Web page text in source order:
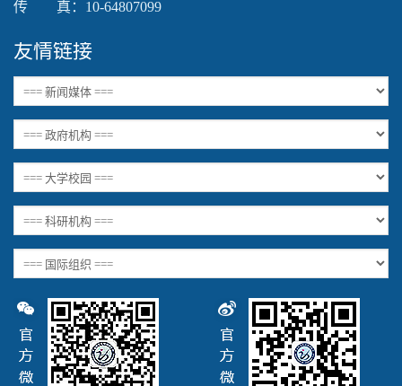
传 真：10-64807099
友情链接